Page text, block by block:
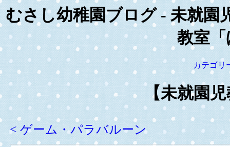
むさし幼稚園ブログ - 未就園
教室
カテゴリ
【未就園
< ゲーム・パラバルーン